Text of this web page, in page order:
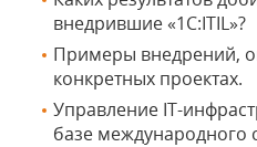
внедрившие «1С:ITIL»?
Примеры внедрений,
конкретных проектах.
Управление IT-
базе международного